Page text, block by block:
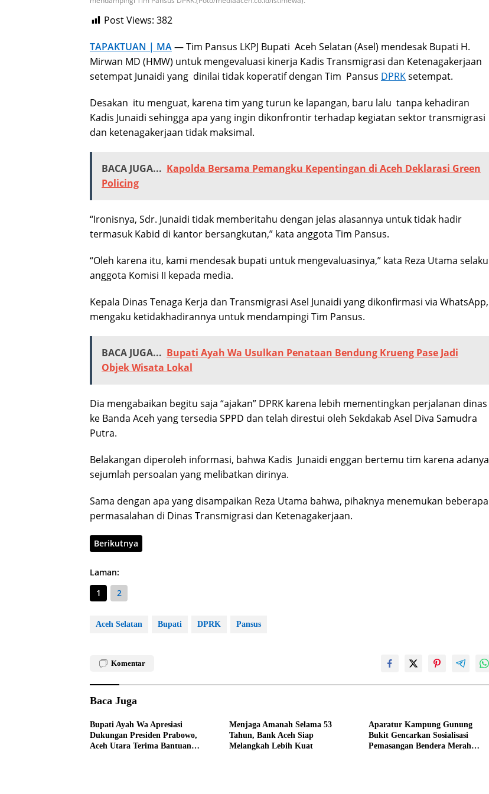
Post Views: 382
TAPAKTUAN | MA— Tim Pansus LKPJ Bupati Aceh Selatan (Asel) mendesak Bupati H.
Mirwan MD (HMW) untuk mengevaluasi kinerja Kadis Transmigrasi dan Ketenagakerjaan
setempat Junaidi yang dinilai tidak koperatif dengan Tim Pansus DPRKsetempat.
Desakan itu menguat, karena tim yang turun ke lapangan, baru lalu tanpa kehadiran
Kadis Junaidi sehingga apa yang ingin dikonfrontir terhadap kegiatan sektor transmigrasi
dan ketenagakerjaan tidak maksimal.
BACA JUGA... Kapolda Bersama Pemangku Kepentingan di Aceh Deklarasi Green
Policing
“Ironisnya, Sdr. Junaidi tidak memberitahu dengan jelas alasannya untuk tidak hadir
termasuk Kabid di kantor bersangkutan,” kata anggota Tim Pansus.
“Oleh karena itu, kami mendesak bupati untuk mengevaluasinya,” kata Reza Utama selaku
anggota Komisi II kepada media.
Kepala Dinas Tenaga Kerja dan Transmigrasi Asel Junaidi yang dikonfirmasi via WhatsApp,
mengaku ketidakhadirannya untuk mendampingi Tim Pansus.
BACA JUGA... Bupati Ayah Wa Usulkan Penataan Bendung Krueng Pase Jadi
Objek Wisata Lokal
Dia mengabaikan begitu saja “ajakan” DPRK karena lebih mementingkan perjalanan dinas
ke Banda Aceh yang tersedia SPPD dan telah direstui oleh Sekdakab Asel Diva Samudra
Putra.
Belakangan diperoleh informasi, bahwa Kadis Junaidi enggan bertemu tim karena adanya
sejumlah persoalan yang melibatkan dirinya.
Sama dengan apa yang disampaikan Reza Utama bahwa, pihaknya menemukan beberapa
permasalahan di Dinas Transmigrasi dan Ketenagakerjaan.
Berikutnya
Laman:
1
2
Aceh Selatan Bupati DPRK Pansus
Komentar
Baca Juga
Bupati Ayah Wa Apresiasi
Dukungan Presiden Prabowo,
Aceh Utara Terima Bantuan
Menjaga Amanah Selama 53
Tahun, Bank Aceh Siap
Melangkah Lebih Kuat
Aparatur Kampung Gunung
Bukit Gencarkan Sosialisasi
Pemasangan Bendera Merah